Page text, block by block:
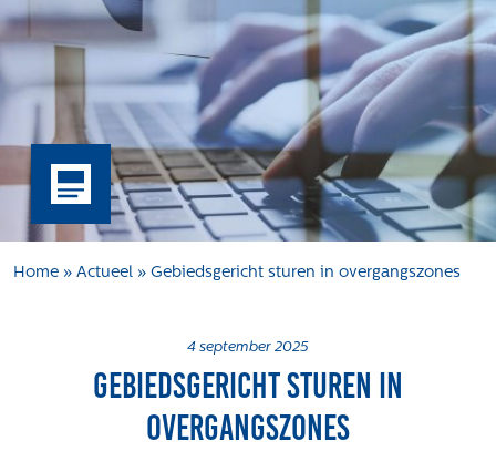
Gebiedsontwikkeling
Gebiedseconomie
Grondstrategie en -verwerving
Taxaties overheid
Taxaties zakelijk
Schadevergoedingsrecht
Rentmeesterij
Transities
Tender-light voormalige St. Josefschool in
Brunssum
Concurrentiegerichte dialoog en tenderstrategie
Home » Actueel » Gebiedsgericht sturen in overgangszones
4 september 2025
Gebiedsgericht sturen in
overgangszones